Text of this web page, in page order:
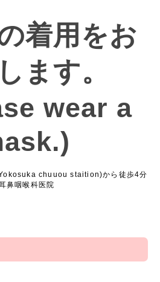
着用をお
ます。
wear a
chuuou staition)から徒歩4分
鼻咽喉科医院